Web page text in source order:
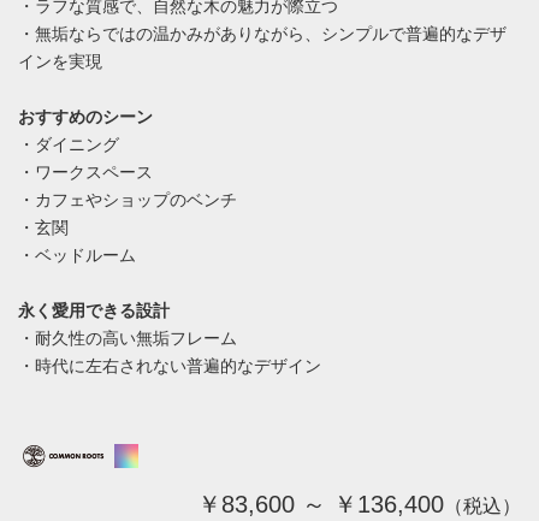
・ラフな質感で、自然な木の魅力が際立つ
・無垢ならではの温かみがありながら、シンプルで普遍的なデザ
インを実現
おすすめのシーン
・ダイニング
・ワークスペース
・カフェやショップのベンチ
・玄関
・ベッドルーム
永く愛用できる設計
・耐久性の高い無垢フレーム
・時代に左右されない普遍的なデザイン
￥83,600 ～ ￥136,400 （税込）